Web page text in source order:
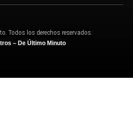
Todos los derechos reservados.
– De Último Minuto